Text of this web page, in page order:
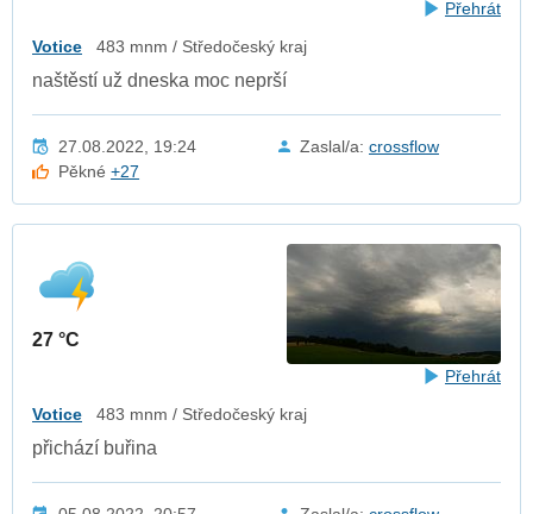
Přehrát
Votice 483 mnm / Středočeský kraj
naštěstí už dneska moc neprší
27.08.2022, 19:24 Zaslal/a: crossflow
Pěkné+27
27 °C
Přehrát
Votice 483 mnm / Středočeský kraj
přichází buřina